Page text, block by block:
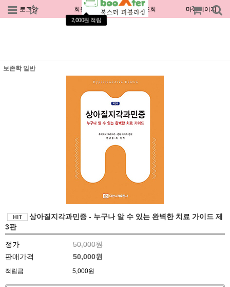
로그인 회원가입
2,000원 적립
주문조회 마이페이지
보존학 일반
상아질지각과민증 - 누구나 알 수 있는 완벽한 치료 가이드 제
3판
정가
50,000원
판매가격
50,000원
적립금 5,000원